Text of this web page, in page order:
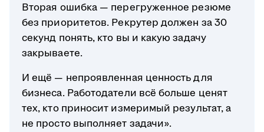
Вторая ошибка — перегруженное резюме
без приоритетов. Рекрутер должен за 30
секунд понять, кто вы и какую задачу
закрываете.
И ещё — непроявленная ценность для
бизнеса. Работодатели всё больше ценят
тех, кто приносит измеримый результат, а
не просто выполняет задачи».